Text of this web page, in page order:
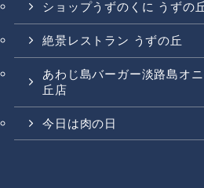
ショップうずのくに うずの
絶景レストラン うずの丘
あわじ島バーガー淡路島オ
丘店
今日は肉の日